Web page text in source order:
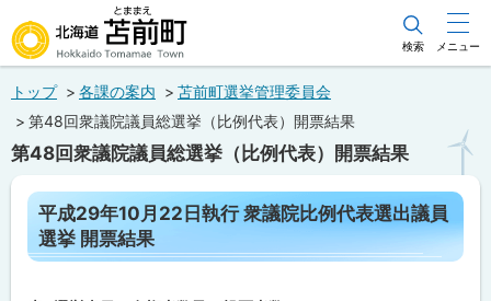
文
メ
ュ
北海道苫前町
Hokkaido Tomamae Town
検索 メニュー
トップ 各課の案内
苫前町選挙管理委員会
第48回衆議院議員総選挙（比例代表）開票結果
第48回衆議院議員総選挙（比例代表）開票結果
ペ
ー
ジ
内
平成29年10月22日執行 衆議院比例代表選出議員
選挙 開票結果